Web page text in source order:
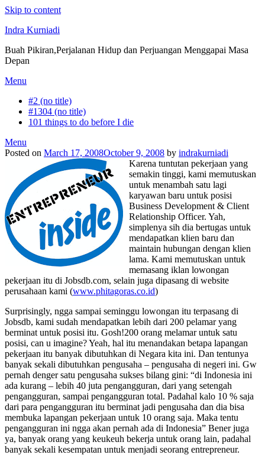
Skip to content
Indra Kurniadi
Buah Pikiran,Perjalanan Hidup dan Perjuangan Menggapai Masa
Depan
Menu
#2 (no title)
#1304 (no title)
101 things to do before I die
Menu
Posted on March 17, 2008October 9, 2008 by indrakurniadi
Karena tuntutan pekerjaan yang
semakin tinggi, kami memutuskan
untuk menambah satu lagi
karyawan baru untuk posisi
Business Development & Client
Relationship Officer. Yah,
simplenya sih dia bertugas untuk
mendapatkan klien baru dan
maintain hubungan dengan klien
lama. Kami memutuskan untuk
memasang iklan lowongan
pekerjaan itu di Jobsdb.com, selain juga dipasang di website
perusahaan kami (www.phitagoras.co.id)
Surprisingly, ngga sampai seminggu lowongan itu terpasang di
Jobsdb, kami sudah mendapatkan lebih dari 200 pelamar yang
berminat untuk posisi itu. Gosh!200 orang melamar untuk satu
posisi, can u imagine? Yeah, hal itu menandakan betapa lapangan
pekerjaan itu banyak dibutuhkan di Negara kita ini. Dan tentunya
banyak sekali dibutuhkan pengusaha – pengusaha di negeri ini. Gw
pernah denger satu pengusaha sukses bilang gini: “di Indonesia ini
ada kurang – lebih 40 juta pengangguran, dari yang setengah
pengangguran, sampai pengangguran total. Padahal kalo 10 % saja
dari para pengangguran itu berminat jadi pengusaha dan dia bisa
membuka lapangan pekerjaan untuk 10 orang saja. Maka tentu
pengangguran ini ngga akan pernah ada di Indonesia” Bener juga
ya, banyak orang yang keukeuh bekerja untuk orang lain, padahal
banyak sekali kesempatan untuk menjadi seorang entrepreneur.